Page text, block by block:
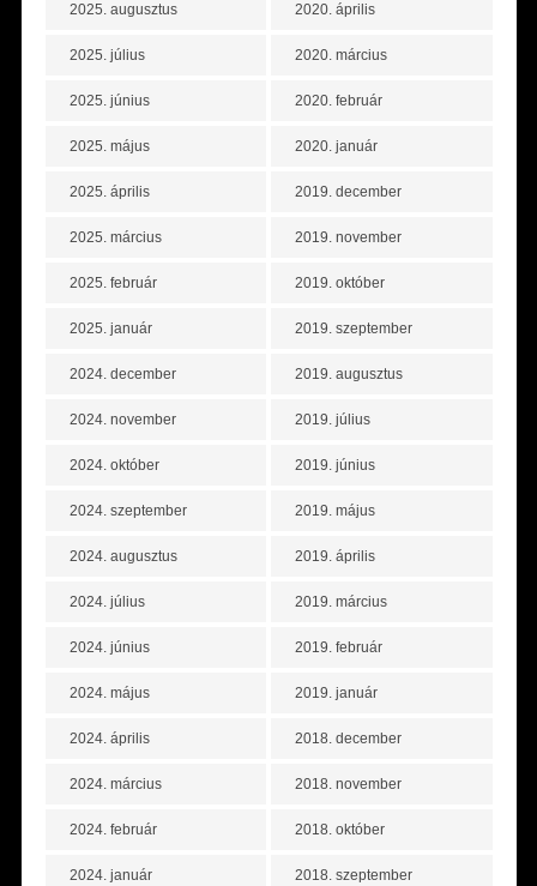
2025. augusztus
2025. július
2025. június
2025. május
2025. április
2025. március
2025. február
2025. január
2024. december
2024. november
2024. október
2024. szeptember
2024. augusztus
2024. július
2024. június
2024. május
2024. április
2024. március
2024. február
2024. január
2020. április
2020. március
2020. február
2020. január
2019. december
2019. november
2019. október
2019. szeptember
2019. augusztus
2019. július
2019. június
2019. május
2019. április
2019. március
2019. február
2019. január
2018. december
2018. november
2018. október
2018. szeptember